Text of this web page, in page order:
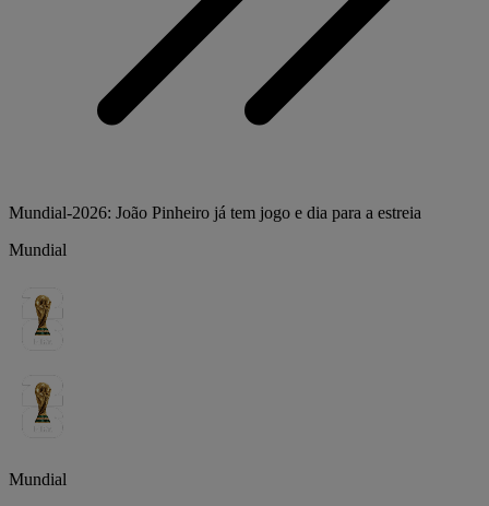
Mundial-2026: João Pinheiro já tem jogo e dia para a estreia
Mundial
Mundial